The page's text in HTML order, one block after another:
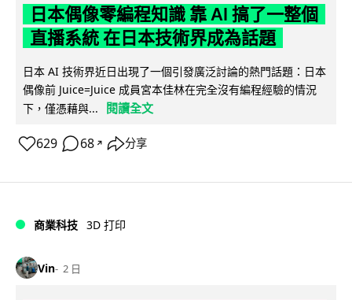
日本偶像零編程知識 靠 AI 搞了一整個
直播系統 在日本技術界成為話題
日本 AI 技術界近日出現了一個引發廣泛討論的熱門話題：日本
偶像前 Juice=Juice 成員宮本佳林在完全沒有編程經驗的情況
下，僅憑藉與...
閱讀全文
629 68 ↗ 分享
商業科技 3D 打印
Vin 2 日